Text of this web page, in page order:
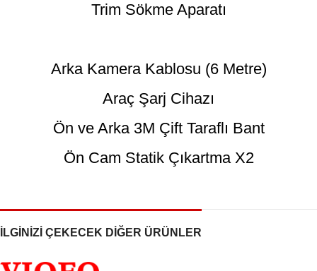
Trim Sökme Aparatı
Arka Kamera Kablosu (6 Metre)
Araç Şarj Cihazı
Ön ve Arka 3M Çift Taraflı Bant
Ön Cam Statik Çıkartma X2
İLGİNİZİ ÇEKECEK DİĞER ÜRÜNLER